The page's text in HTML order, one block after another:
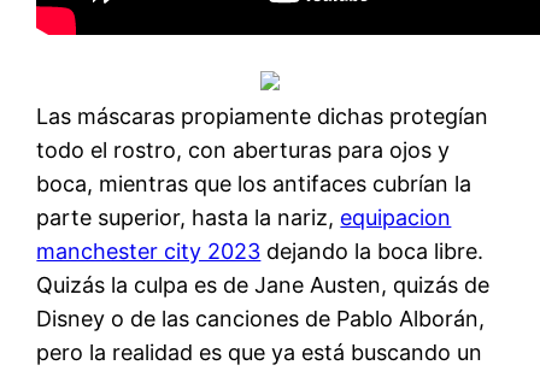
Las máscaras propiamente dichas protegían
todo el rostro, con aberturas para ojos y
boca, mientras que los antifaces cubrían la
parte superior, hasta la nariz, equipacion
manchester city 2023 dejando la boca libre.
Quizás la culpa es de Jane Austen, quizás de
Disney o de las canciones de Pablo Alborán,
pero la realidad es que ya está buscando un